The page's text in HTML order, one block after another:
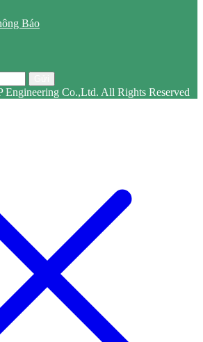
Co.,Ltd. All Rights Reserved